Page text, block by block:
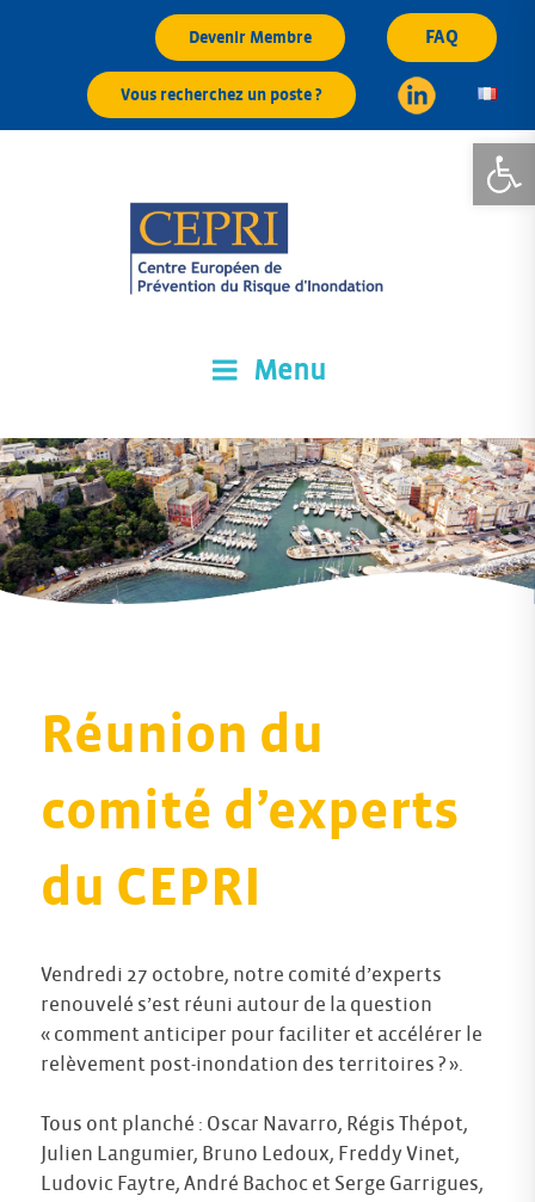
Ouvrir
Devenir Membre FAQ
Vous recherchez un poste ?
Menu
Réunion du
comité d’experts
du CEPRI
Vendredi 27 octobre, notre comité d’experts
renouvelé s’est réuni autour de la question
« comment anticiper pour faciliter et accélérer le
relèvement post-inondation des territoires ? ».
Tous ont planché : Oscar Navarro, Régis Thépot,
Julien Langumier, Bruno Ledoux, Freddy Vinet,
Ludovic Faytre, André Bachoc et Serge Garrigues,